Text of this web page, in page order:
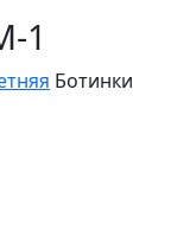
1
Ботинки